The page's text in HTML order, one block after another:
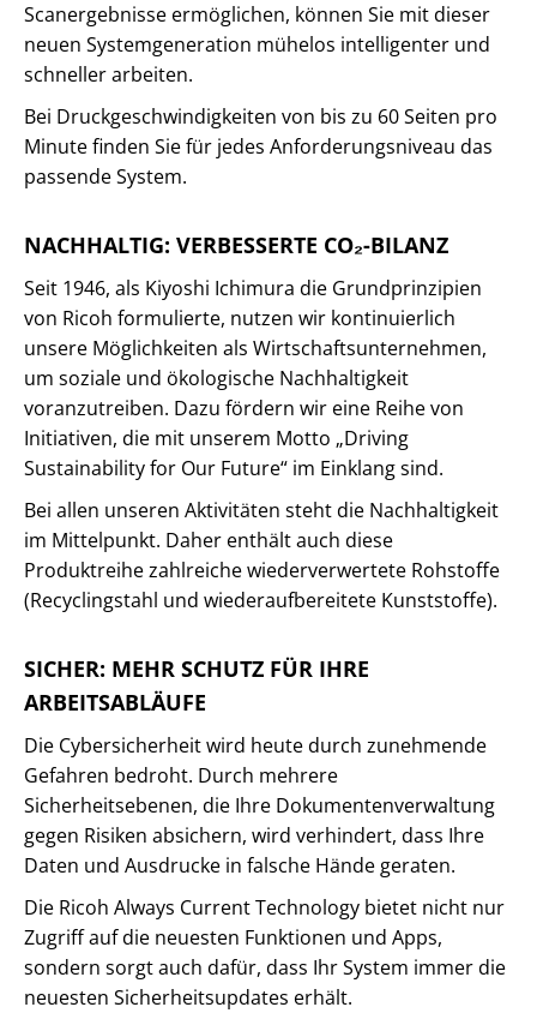
Scanergebnisse ermöglichen, können Sie mit dieser
neuen Systemgeneration mühelos intelligenter und
schneller arbeiten.
Bei Druckgeschwindigkeiten von bis zu 60 Seiten pro
Minute finden Sie für jedes Anforderungsniveau das
passende System.
NACHHALTIG: VERBESSERTE CO₂-BILANZ
Seit 1946, als Kiyoshi Ichimura die Grundprinzipien
von Ricoh formulierte, nutzen wir kontinuierlich
unsere Möglichkeiten als Wirtschaftsunternehmen,
um soziale und ökologische Nachhaltigkeit
voranzutreiben. Dazu fördern wir eine Reihe von
Initiativen, die mit unserem Motto „Driving
Sustainability for Our Future“ im Einklang sind.
Bei allen unseren Aktivitäten steht die Nachhaltigkeit
im Mittelpunkt. Daher enthält auch diese
Produktreihe zahlreiche wiederverwertete Rohstoffe
(Recyclingstahl und wiederaufbereitete Kunststoffe).
SICHER: MEHR SCHUTZ FÜR IHRE
ARBEITSABLÄUFE
Die Cybersicherheit wird heute durch zunehmende
Gefahren bedroht. Durch mehrere
Sicherheitsebenen, die Ihre Dokumentenverwaltung
gegen Risiken absichern, wird verhindert, dass Ihre
Daten und Ausdrucke in falsche Hände geraten.
Die Ricoh Always Current Technology bietet nicht nur
Zugriff auf die neuesten Funktionen und Apps,
sondern sorgt auch dafür, dass Ihr System immer die
neuesten Sicherheitsupdates erhält.